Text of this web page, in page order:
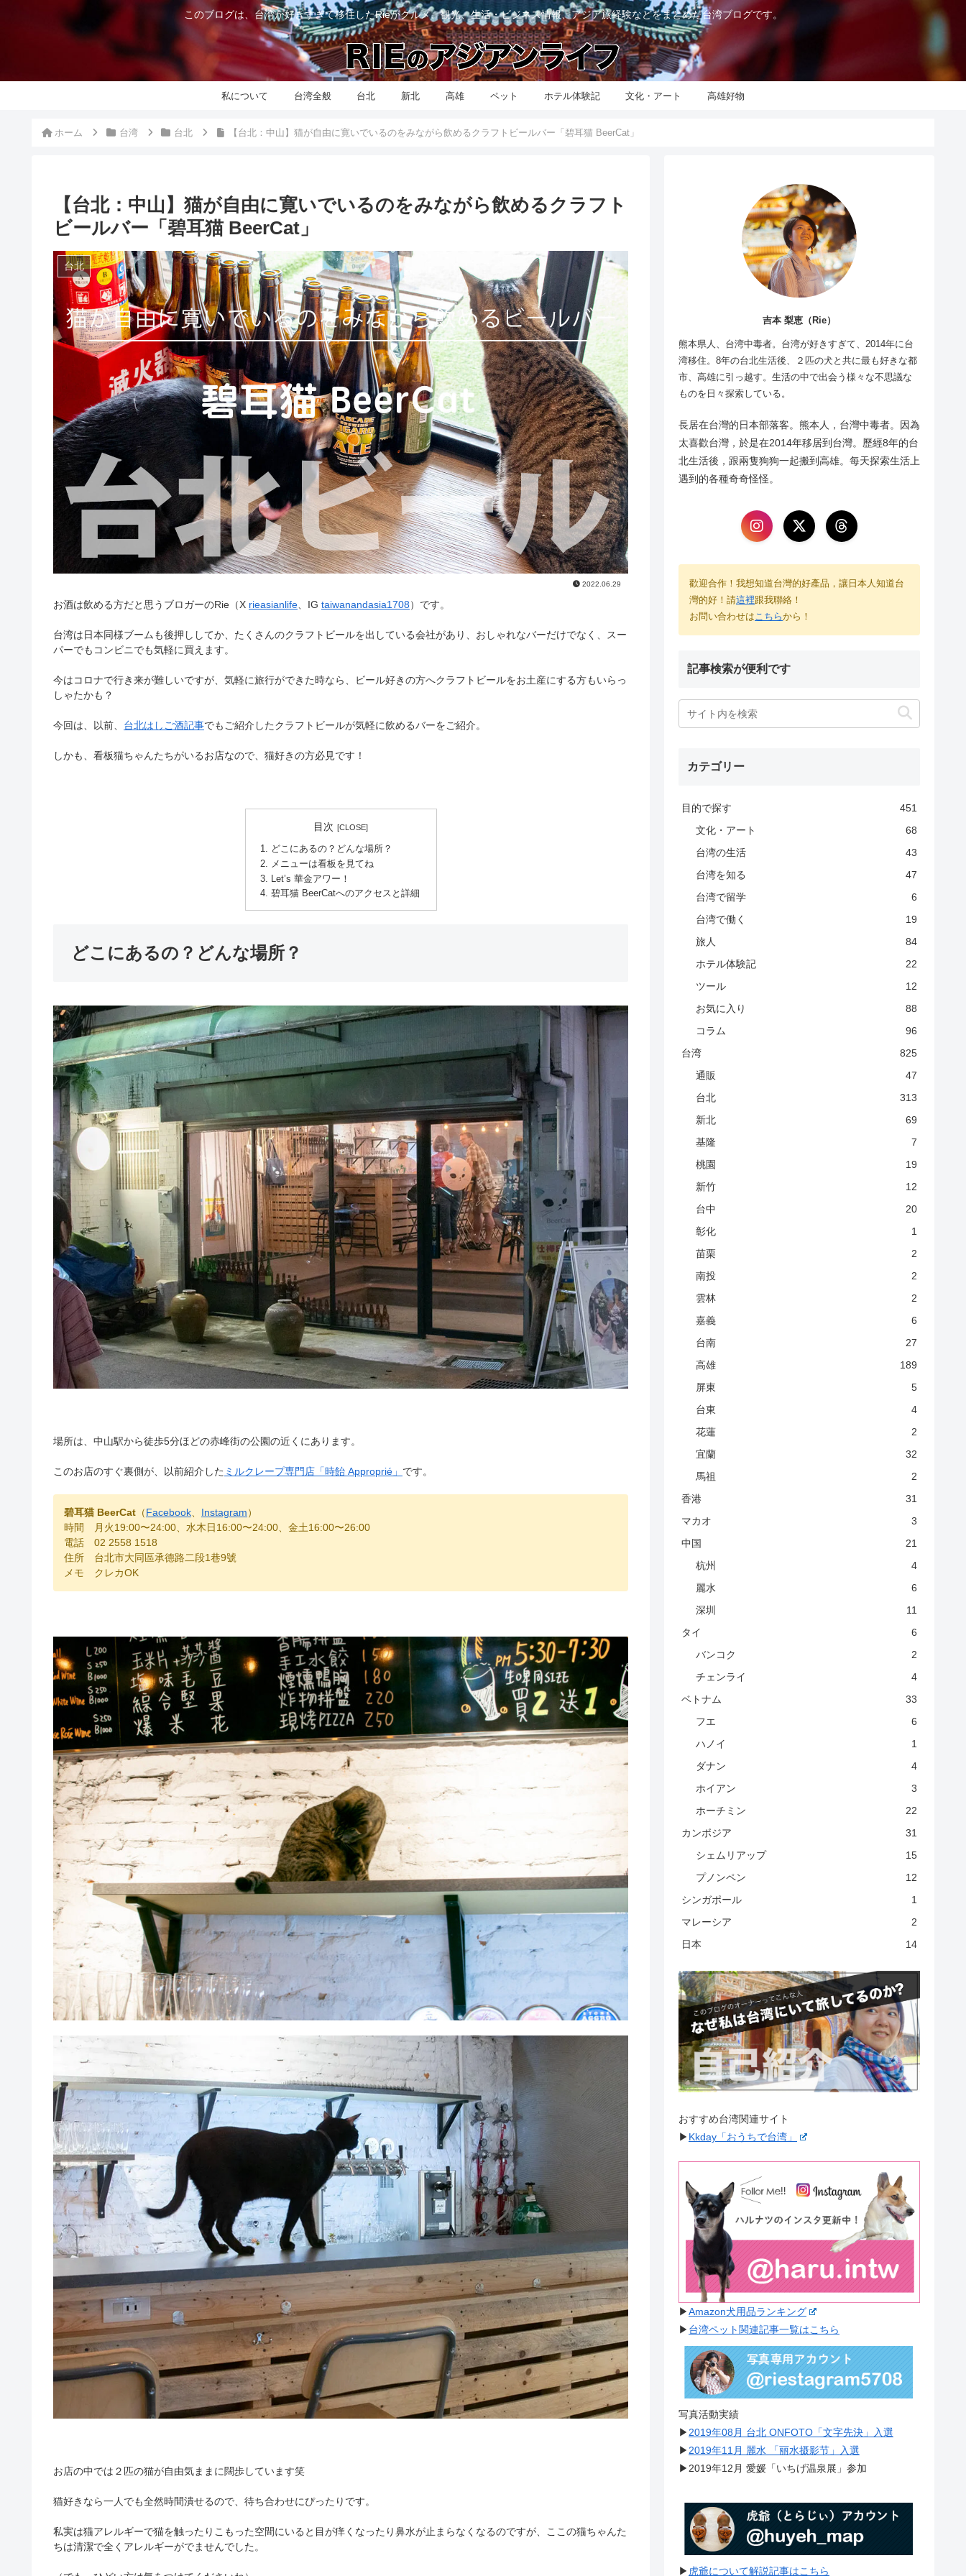
このブログは、台湾が好きすぎて移住したRieがグルメ、観光、生活・ビジネス情報、アジア旅経験などをまとめた台湾ブログです。
私について 台湾全般 台北 新北 高雄 ペット ホテル体験記 文化・アート 高雄好物
ホーム 台湾 台北 【台北：中山】猫が自由に寛いでいるのをみながら飲めるクラフトビールバー「碧耳猫 BeerCat」
【台北：中山】猫が自由に寛いでいるのをみながら飲めるクラフト
ビールバー「碧耳猫 BeerCat」
台北
2022.06.29
お酒は飲める方だと思うブロガーのRie（X rieasianlife、IG taiwanandasia1708）です。
台湾は日本同様ブームも後押ししてか、たくさんのクラフトビールを出している会社があり、おしゃれなバーだけでなく、スー
パーでもコンビニでも気軽に買えます。
今はコロナで行き来が難しいですが、気軽に旅行ができた時なら、ビール好きの方へクラフトビールをお土産にする方もいらっ
しゃたかも？
今回は、以前、 台北はしご酒記事でもご紹介したクラフトビールが気軽に飲めるバーをご紹介。
しかも、看板猫ちゃんたちがいるお店なので、猫好きの方必見です！
目次
どこにあるの？どんな場所？
メニューは看板を見てね
Let’s 華金アワー！
碧耳猫 BeerCatへのアクセスと詳細
どこにあるの？どんな場所？
場所は、中山駅から徒歩5分ほどの赤峰街の公園の近くにあります。
このお店のすぐ裏側が、以前紹介した ミルクレープ専門店「時飴 Approprié」 です。
碧耳猫 BeerCat （Facebook、 Instagram）
時間 月火19:00〜24:00、水木日16:00〜24:00、金土16:00〜26:00
電話 02 2558 1518
住所 台北市大同區承德路二段1巷9號
メモ クレカOK
お店の中では２匹の猫が自由気ままに闊歩しています笑
猫好きなら一人でも全然時間潰せるので、待ち合わせにぴったりです。
私実は猫アレルギーで猫を触ったりこもった空間にいると目が痒くなったり鼻水が止まらなくなるのですが、ここの猫ちゃんた
ちは清潔で全くアレルギーがでませんでした。
吉本 梨恵（Rie）
熊本県人、台湾中毒者。台湾が好きすぎて、2014年に台
湾移住。8年の台北生活後、２匹の犬と共に最も好きな都
市、高雄に引っ越す。生活の中で出会う様々な不思議な
ものを日々探索している。
長居在台灣的日本部落客。熊本人，台灣中毒者。因為
太喜歡台灣，於是在2014年移居到台灣。歷經8年的台
北生活後，跟兩隻狗狗一起搬到高雄。每天探索生活上
遇到的各種奇奇怪怪。
歡迎合作！我想知道台灣的好產品，讓日本人知道台
灣的好！請這裡跟我聯絡！
お問い合わせはこちらから！
記事検索が便利です
カテゴリー
目的で探す
451
文化・アート
68
台湾の生活
43
台湾を知る
47
台湾で留学
6
台湾で働く
19
旅人
84
ホテル体験記
22
ツール
12
お気に入り
88
コラム
96
台湾
825
通販
47
台北
313
新北
69
基隆
7
桃園
19
新竹
12
台中
20
彰化
1
苗栗
2
南投
2
雲林
2
嘉義
6
台南
27
高雄
189
屏東
5
台東
4
花蓮
2
宜蘭
32
馬祖
2
香港
31
マカオ
3
中国
21
杭州
4
麗水
6
深圳
11
タイ
6
バンコク
2
チェンライ
4
ベトナム
33
フエ
6
ハノイ
1
ダナン
4
ホイアン
3
ホーチミン
22
カンボジア
31
シェムリアップ
15
プノンペン
12
シンガポール
1
マレーシア
2
日本
14
おすすめ台湾関連サイト
▶︎ Kkday「おうちで台湾」
▶︎Amazon犬用品ランキング
▶︎ 台湾ペット関連記事一覧はこちら
写真活動実績
▶︎ 2019年08月 台北 ONFOTO「文字先決」入選
▶︎ 2019年11月 麗水 「丽水摄影节」入選
▶︎2019年12月 愛媛「いちげ温泉展」参加
▶︎ 虎爺について解説記事はこちら